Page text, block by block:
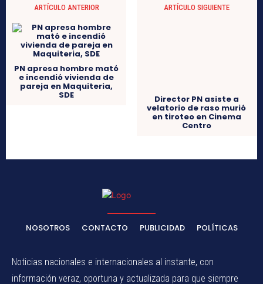
ARTÍCULO ANTERIOR
PN apresa hombre mató
e incendió vivienda de
pareja en Maquiteria,
SDE
ARTÍCULO SIGUIENTE
Centro
CONTACTO
Noticias nacionales e internacionales al instante, con
estés al día.